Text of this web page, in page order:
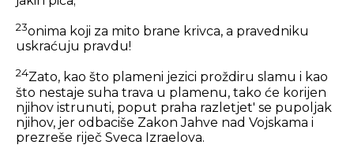
23onima koji za mito brane krivca, a pravedniku
uskraćuju pravdu!
24Zato, kao što plameni jezici proždiru slamu i kao
što nestaje suha trava u plamenu, tako će korijen
njihov istrunuti, poput praha razletjet' se pupoljak
njihov, jer odbaciše Zakon Jahve nad Vojskama i
prezreše riječ Sveca Izraelova.